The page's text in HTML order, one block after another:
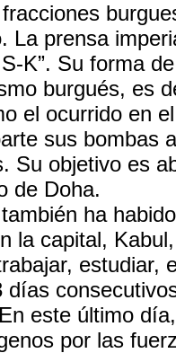
La prensa
K”. Su forma
burgués, es
el ocurrido en
sus bombas
Su objetivo es
de Doha.
ha
la capital,
estudiar,
días
este último
por las